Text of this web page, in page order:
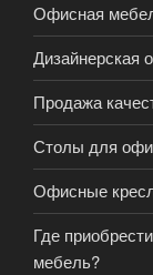
Офисная
Дизайнерская
Продажа
Столы для
Офисные
Где
мебель?